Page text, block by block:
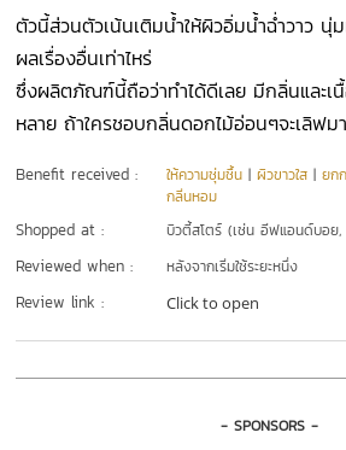
ตัวนี้ส่วนตัวเน้นเติมน้ำให้ผิวอิ่มน้ำฉ่ำวาว นุ่
ผลเรื่องอื่นเท่าไหร่
ซึ่งผลิตภัณฑ์​นี้ถือว่าทำได้ดีเลย มีกลิ่นและเ
หลาย ถ้าใครชอบกลิ่นดอกไม้อ่อนๆจะเลิฟม
Benefit received : ให้ความชุ่มชื้น |ผิวขาวใส |ยก
กลิ่นหอม
Shopped at : บิวตี้สโตร์ (เช่น อีฟแอนด์บอย,
Reviewed when : หลังจากเริ่มใช้ระยะหนึ่ง
Review link : Click to open
- SPONSORS -